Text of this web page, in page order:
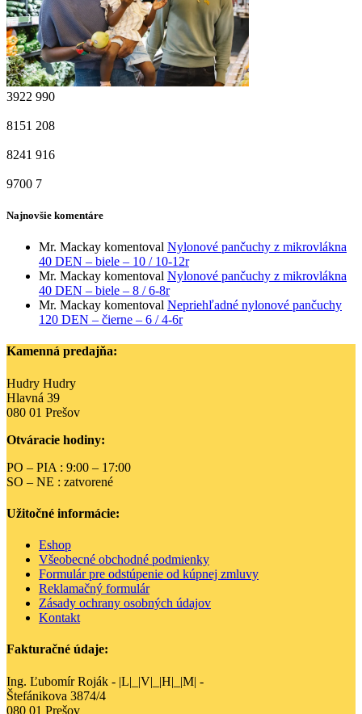
3922 990
8151 208
8241 916
9700 7
Najnovšie komentáre
Mr. Mackay komentoval Nylonové pančuchy z mikrovlákna
40 DEN – biele – 10 / 10-12r
Mr. Mackay komentoval Nylonové pančuchy z mikrovlákna
40 DEN – biele – 8 / 6-8r
Mr. Mackay komentoval Nepriehľadné nylonové pančuchy
120 DEN – čierne – 6 / 4-6r
Kamenná predajňa:
Hudry Hudry
Hlavná 39
080 01 Prešov
Otváracie hodiny:
PO – PIA : 9:00 – 17:00
SO – NE : zatvorené
Užitočné informácie:
Eshop
Všeobecné obchodné podmienky
Formulár pre odstúpenie od kúpnej zmluvy
Reklamačný formulár
Zásady ochrany osobných údajov
Kontakt
Fakturačné údaje:
Ing. Ľubomír Roják - |L|_|V|_|H|_|M| -
Štefánikova 3874/4
080 01 Prešov